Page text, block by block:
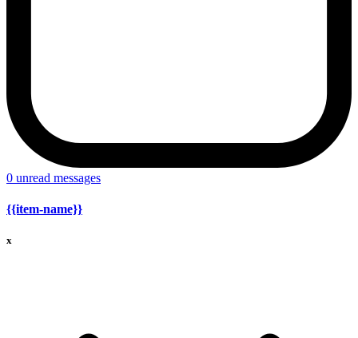
0 unread messages
{{item-name}}
x